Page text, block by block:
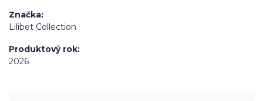
Značka
Lilibet Collection
Produktový rok
2026